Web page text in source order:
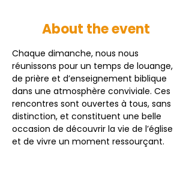
About the event
Chaque dimanche, nous nous
réunissons pour un temps de louange,
de prière et d’enseignement biblique
dans une atmosphère conviviale. Ces
rencontres sont ouvertes à tous, sans
distinction, et constituent une belle
occasion de découvrir la vie de l’église
et de vivre un moment ressourçant.